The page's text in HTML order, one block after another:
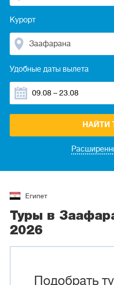
Курорт
Заафарана
Удобные даты вылета
НАЙТИ
Египет
Туры в
2026
Подобрать